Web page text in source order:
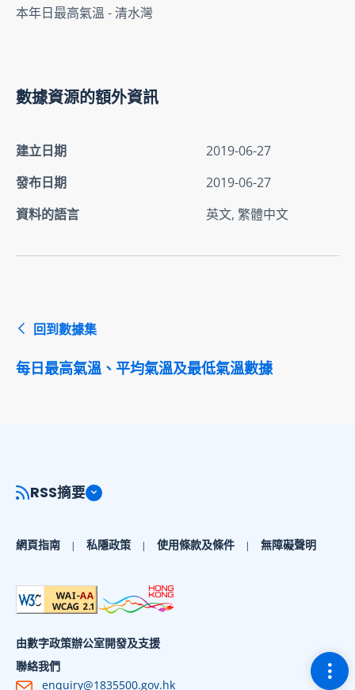
本年日最高氣溫 - 清水灣
數據資源的額外資訊
建立日期
2019-06-27
發布日期
2019-06-27
資料的語言
英文, 繁體中文
回到數據集
每日最高氣溫、平均氣溫及最低氣溫數據
切
RSS摘要
網頁指南 私隱政策 使用條款及條件 無障礙聲明
由數字政策辦公室開發及支援
聯絡我們
enquiry@1835500.gov.hk